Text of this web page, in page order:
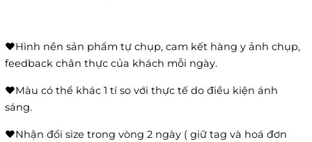
❤️Hình nền sản phẩm tự chụp, cam kết hàng y ảnh chụp,
feedback chân thực của khách mỗi ngày.
❤️Màu có thể khác 1 tí so với thực tế do điều kiện ánh
sáng.
❤️Nhận đổi size trong vòng 2 ngày ( giữ tag và hoá đơn